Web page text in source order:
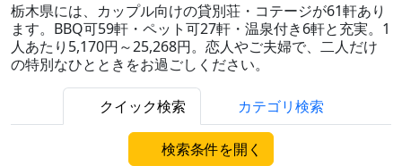
栃木県には、カップル向けの貸別荘・コテージが61軒あり
ます。BBQ可59軒・ペット可27軒・温泉付き6軒と充実。1
人あたり5,170円～25,268円。恋人やご夫婦で、二人だけ
の特別なひとときをお過ごしください。
クイック検索 カテゴリ検索
検索条件を開く